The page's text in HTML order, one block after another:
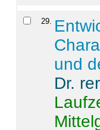
29.
und
Dr.